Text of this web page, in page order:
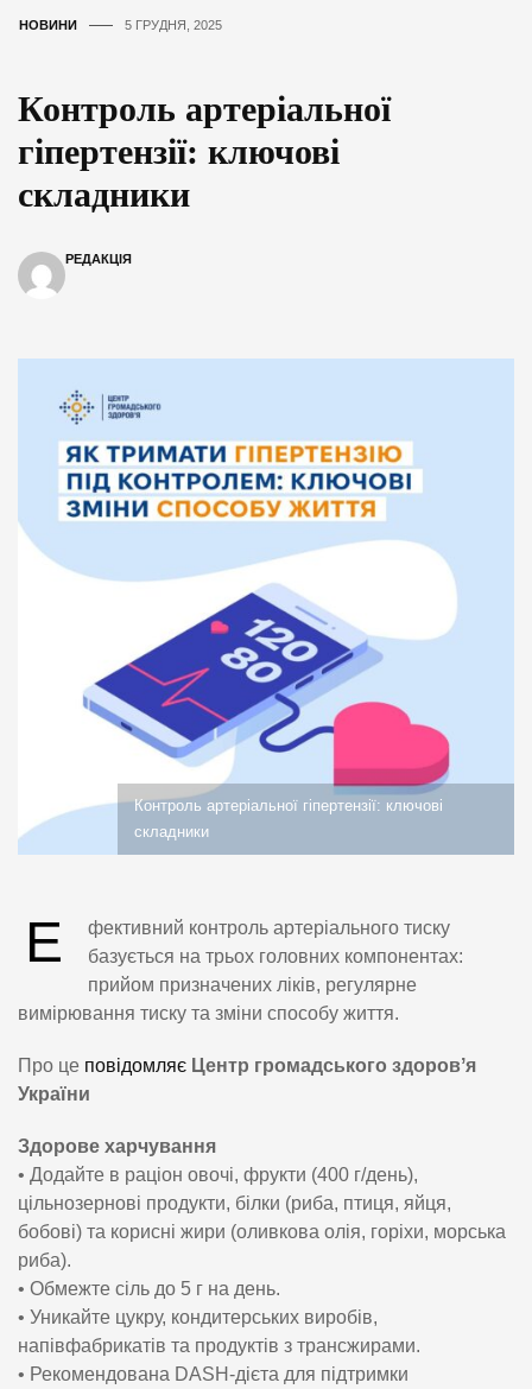
НОВИНИ 5 ГРУДНЯ, 2025
Контроль артеріальної
гіпертензії: ключові
складники
РЕДАКЦІЯ
Контроль артеріальної гіпертензії: ключові
складники
Е
фективний контроль артеріального тиску
базується на трьох головних компонентах:
прийом призначених ліків, регулярне
вимірювання тиску та зміни способу життя.
Про це повідомляє Центр громадського здоровʼя
України
Здорове харчування
• Додайте в раціон овочі, фрукти (400 г/день),
цільнозернові продукти, білки (риба, птиця, яйця,
бобові) та корисні жири (оливкова олія, горіхи, морська
риба).
• Обмежте сіль до 5 г на день.
• Уникайте цукру, кондитерських виробів,
напівфабрикатів та продуктів з трансжирами.
• Рекомендована DASH-дієта для підтримки